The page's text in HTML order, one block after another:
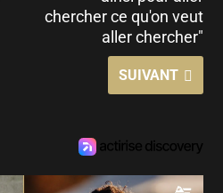
chercher ce qu'on veut
aller chercher"
SUIVANT